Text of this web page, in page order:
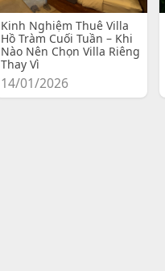
Kinh Nghiệm Thuê Villa
Hồ Tràm Cuối Tuần – Khi
Nào Nên Chọn Villa Riêng
Thay Vì
14/01/2026